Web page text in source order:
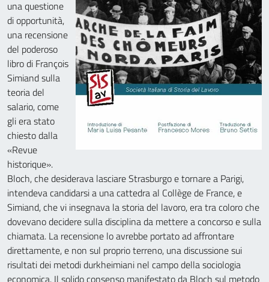
una questione
di opportunità,
una recensione
del poderoso
libro di François
Simiand sulla
teoria del
salario, come
gli era stato
chiesto dalla
«Revue
historique».
Bloch, che desiderava lasciare Strasburgo e tornare a Parigi,
intendeva candidarsi a una cattedra al Collège de France, e
Simiand, che vi insegnava la storia del lavoro, era tra coloro che
dovevano decidere sulla disciplina da mettere a concorso e sulla
chiamata. La recensione lo avrebbe portato ad affrontare
direttamente, e non sul proprio terreno, una discussione sui
risultati dei metodi durkheimiani nel campo della sociologia
economica. Il solido consenso manifestato da Bloch sul metodo